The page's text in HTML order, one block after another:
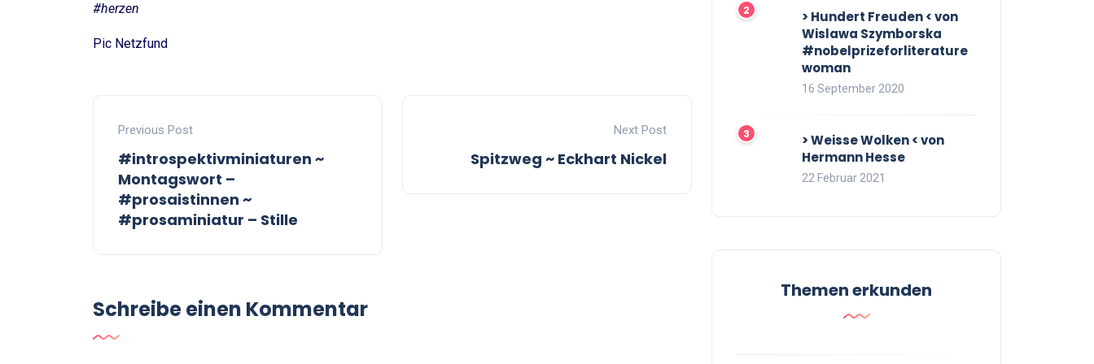
#herzen
Pic Netzfund
Previous Post
#introspektivminiaturen ~
Montagswort –
#prosaistinnen ~
#prosaminiatur – Stille
Next Post
Spitzweg ~ Eckhart Nickel
Schreibe einen Kommentar
> Hundert Freuden < von
Wislawa Szymborska
#nobelprizeforliterature
woman
16 September 2020
> Weisse Wolken < von
Hermann Hesse
22 Februar 2021
Themen erkunden